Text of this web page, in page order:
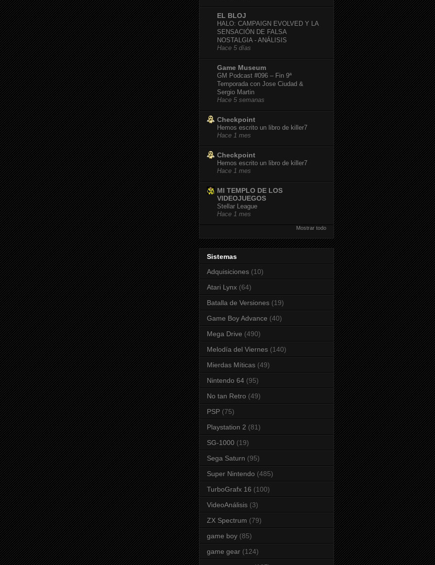
EL BLOJ
HALO: CAMPAIGN EVOLVED Y LA
SENSACIÓN DE FALSA
NOSTALGIA - ANÁLISIS
Hace 5 días
Game Museum
GM Podcast #096 – Fin 9ª
Temporada con Jose Ciudad &
Sergio Martin
Hace 5 semanas
Checkpoint
Hemos escrito un libro de killer7
Hace 1 mes
Checkpoint
Hemos escrito un libro de killer7
Hace 1 mes
MI TEMPLO DE LOS
VIDEOJUEGOS
Stellar League
Hace 1 mes
Mostrar todo
Sistemas
Adquisiciones (10)
Atari Lynx (64)
Batalla de Versiones (19)
Game Boy Advance (40)
Mega Drive (490)
Melodía del Viernes (140)
Mierdas Míticas (49)
Nintendo 64 (95)
No tan Retro (49)
PSP (75)
Playstation 2 (81)
SG-1000 (19)
Sega Saturn (95)
Super Nintendo (485)
TurboGrafx 16 (100)
VideoAnálisis (3)
ZX Spectrum (79)
game boy (85)
game gear (124)